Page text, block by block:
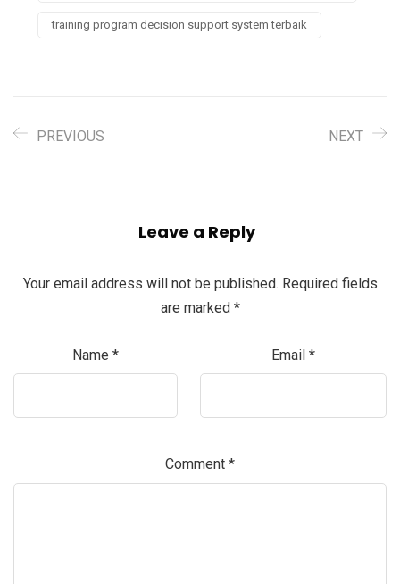
training program decision support system terbaik
PREVIOUS NEXT
Leave a Reply
Your email address will not be published. Required fields
are marked *
Name * Email *
Comment *